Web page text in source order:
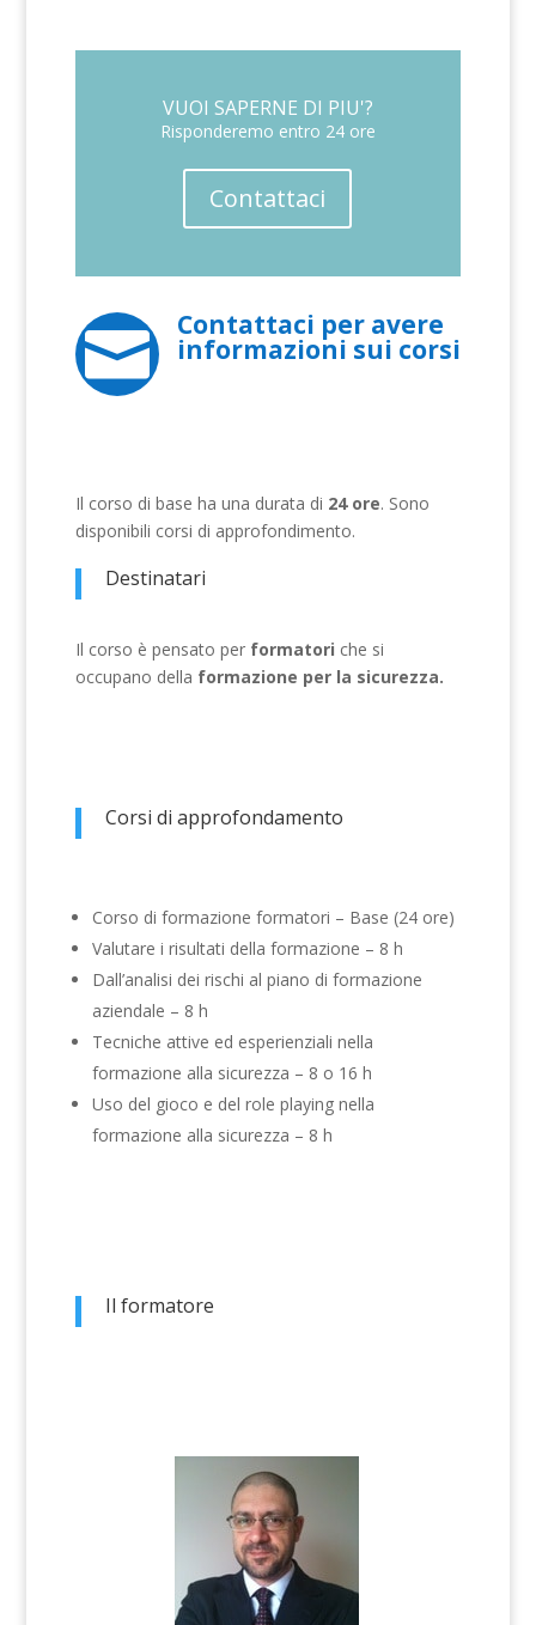
VUOI SAPERNE DI PIU'?
Risponderemo entro 24 ore
Contattaci
 Contattaci per avere
informazioni sui corsi
Il corso di base ha una durata di 24 ore. Sono
disponibili corsi di approfondimento.
Destinatari
Il corso è pensato per formatori che si
occupano della formazione per la sicurezza.
Corsi di approfondamento
Corso di formazione formatori – Base (24 ore)
Valutare i risultati della formazione – 8 h
Dall’analisi dei rischi al piano di formazione
aziendale – 8 h
Tecniche attive ed esperienziali nella
formazione alla sicurezza – 8 o 16 h
Uso del gioco e del role playing nella
formazione alla sicurezza – 8 h
Il formatore